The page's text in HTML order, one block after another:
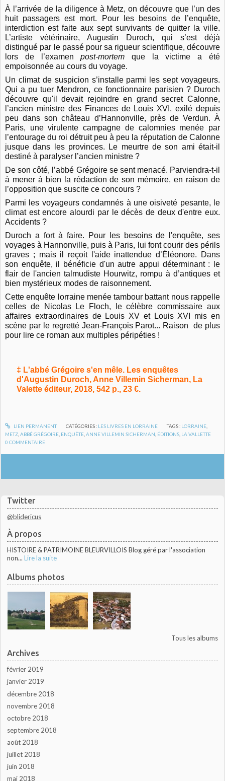
Twitter
@blidericus
À propos
HISTOIRE & PATRIMOINE BLEURVILLOIS Blog géré par l'association
non... Lire la suite
Albums photos
Tous les albums
Archives
février 2019
janvier 2019
décembre 2018
novembre 2018
octobre 2018
septembre 2018
août 2018
juillet 2018
juin 2018
mai 2018
À l’arrivée de la diligence à Metz, on découvre que l’un des
huit passagers est mort. Pour les besoins de l’enquête,
interdiction est faite aux sept survivants de quitter la ville.
L’artiste vétérinaire, Augustin Duroch, qui s’est déjà
distingué par le passé pour sa rigueur scientifique, découvre
lors de l’examenpost-mortem que la victime a été
empoisonnée au cours du voyage.
Un climat de suspicion s’installe parmi les sept voyageurs.
Qui a pu tuer Mendron, ce fonctionnaire parisien ? Duroch
découvre qu'il devait rejoindre en grand secret Calonne,
l’ancien ministre des Finances de Louis XVI, exilé depuis
peu dans son château d’Hannonville, près de Verdun. À
Paris, une virulente campagne de calomnies menée par
l’entourage du roi détruit peu à peu la réputation de Calonne
jusque dans les provinces. Le meurtre de son ami était-il
destiné à paralyser l’ancien ministre ?
De son côté, l’abbé Grégoire se sent menacé. Parviendra-t-il
à mener à bien la rédaction de son mémoire, en raison de
l’opposition que suscite ce concours ?
Parmi les voyageurs condamnés à une oisiveté pesante, le
climat est encore alourdi par le décès de deux d'entre eux.
Accidents ?
Duroch a fort à faire. Pour les besoins de l'enquête, ses
voyages à Hannonville, puis à Paris, lui font courir des périls
graves ; mais il reçoit l'aide inattendue d’Éléonore. Dans
son enquête, il bénéficie d'un autre appui déterminant : le
flair de l'ancien talmudiste Hourwitz, rompu à d’antiques et
bien mystérieux modes de raisonnement.
Cette enquête lorraine menée tambour battant nous rappelle
celles de Nicolas Le Floch, le célèbre commissaire aux
affaires extraordinaires de Louis XV et Louis XVI mis en
scène par le regretté Jean-François Parot... Raison de plus
pour lire ce roman aux multiples péripéties !
‡ L'abbé Grégoire s'en mêle. Les enquêtes
d'Augustin Duroch, Anne Villemin Sicherman, La
Valette éditeur, 2018, 542 p., 23 €.
LIEN PERMANENT CATÉGORIES : LES LIVRES EN LORRAINE TAGS : LORRAINE
METZ ,ABBÉ GRÉGOIRE ENQUÊTE ,ANNE VILLEMIN SICHERMAN ÉDITIONS LA VALLETTE
0 COMMENTAIRE